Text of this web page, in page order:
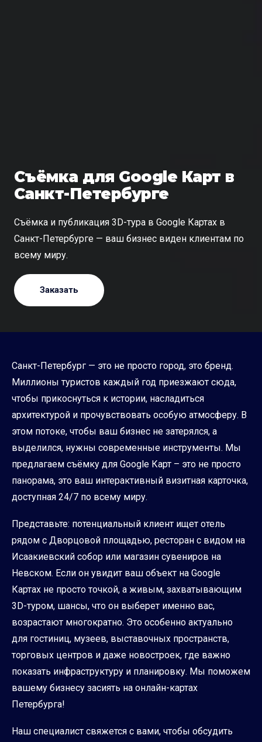
Съёмка для Google Карт в
Санкт-Петербурге
Съёмка и публикация 3D-тура в Google Картах в
Санкт-Петербурге — ваш бизнес виден клиентам по
всему миру.
Заказать
Санкт-Петербург — это не просто город, это бренд.
Миллионы туристов каждый год приезжают сюда,
чтобы прикоснуться к истории, насладиться
архитектурой и прочувствовать особую атмосферу. В
этом потоке, чтобы ваш бизнес не затерялся, а
выделился, нужны современные инструменты. Мы
предлагаем съёмку для Google Карт – это не просто
панорама, это ваш интерактивный визитная карточка,
доступная 24/7 по всему миру.
Представьте: потенциальный клиент ищет отель
рядом с Дворцовой площадью, ресторан с видом на
Исаакиевский собор или магазин сувениров на
Невском. Если он увидит ваш объект на Google
Картах не просто точкой, а живым, захватывающим
3D-туром, шансы, что он выберет именно вас,
возрастают многократно. Это особенно актуально
для гостиниц, музеев, выставочных пространств,
торговых центров и даже новостроек, где важно
показать инфраструктуру и планировку. Мы поможем
вашему бизнесу засиять на онлайн-картах
Петербурга!
Наш специалист свяжется с вами, чтобы обсудить